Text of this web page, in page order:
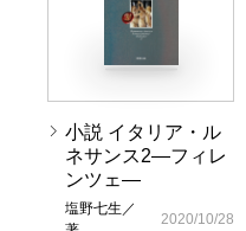
小説 イタリア・ル
ネサンス2―フィレ
ンツェ―
塩野七生／
2020/10/28